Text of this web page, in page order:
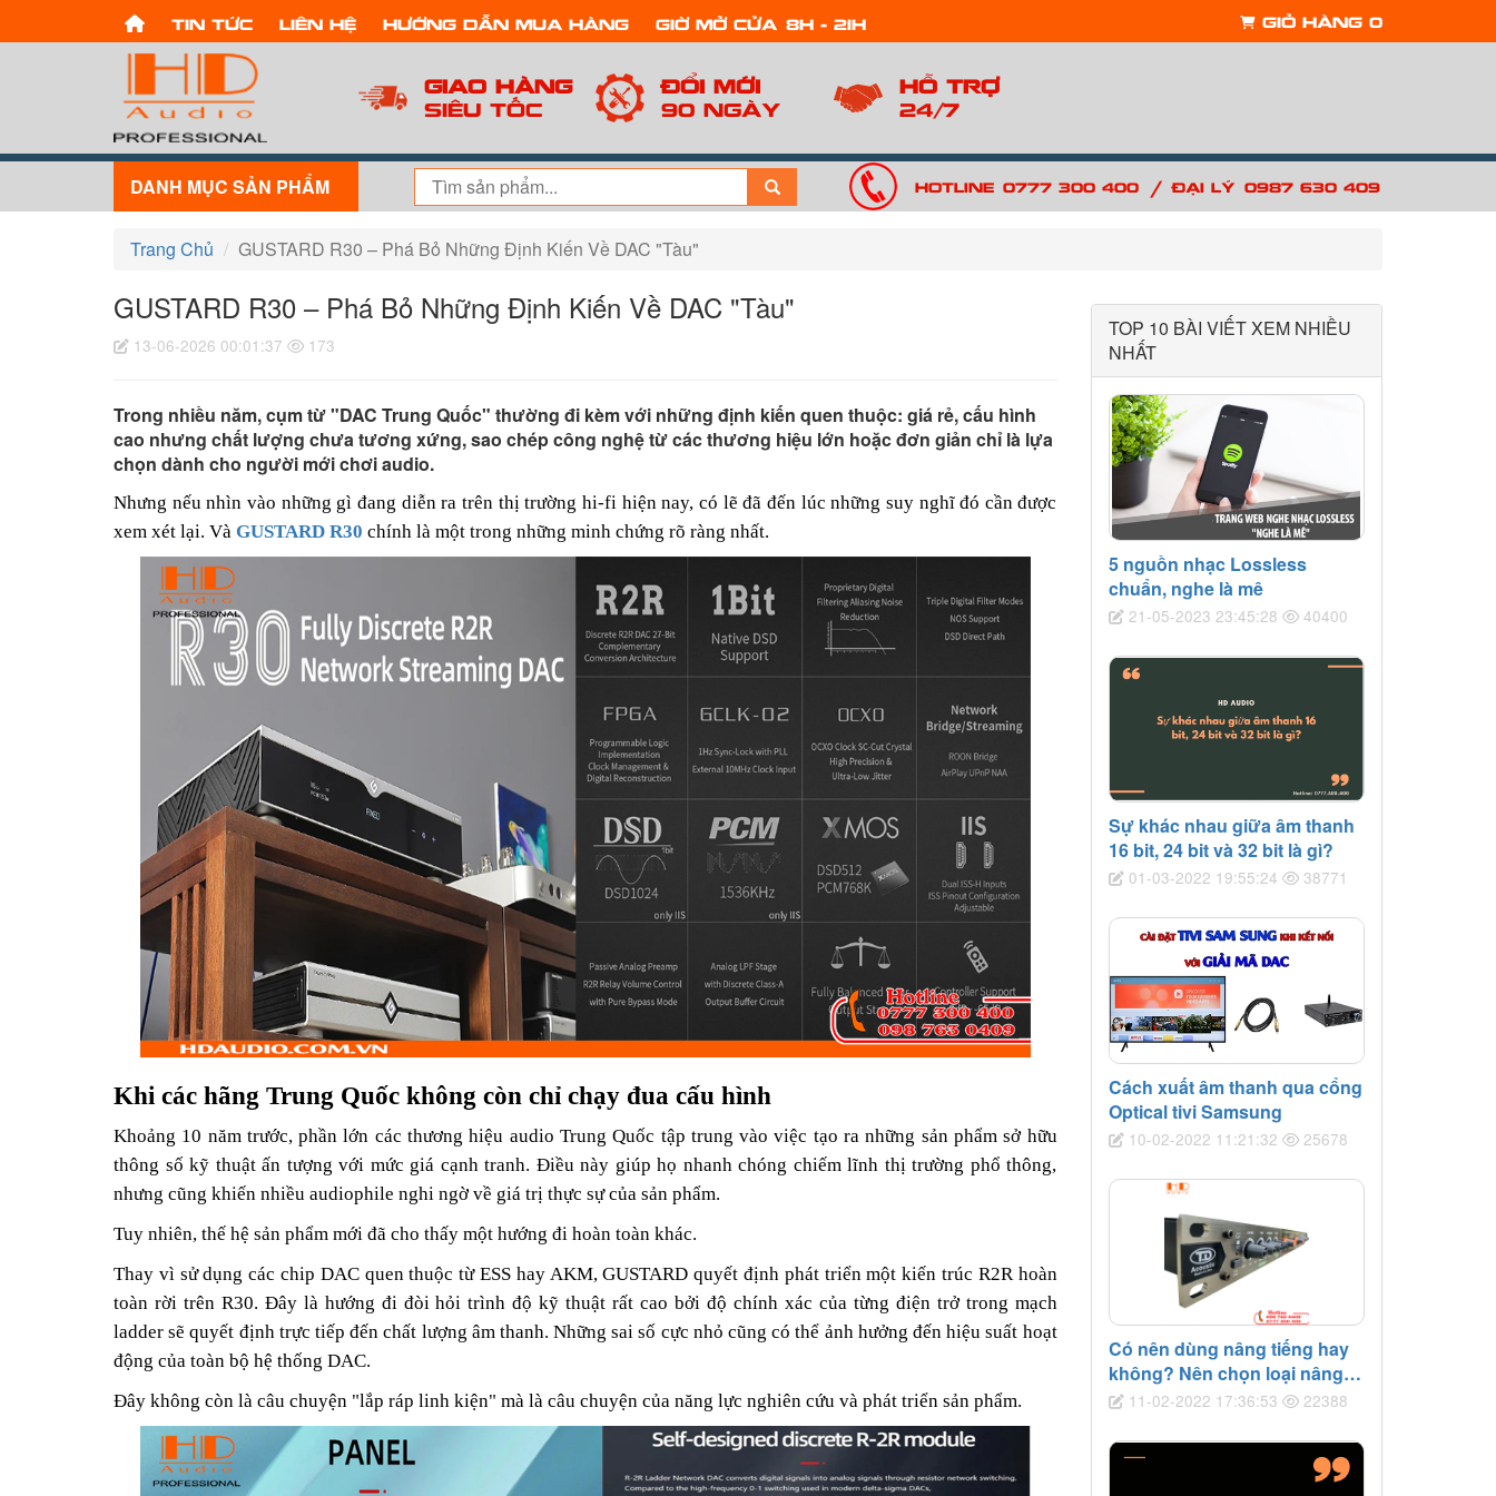
Tin tức Liên hệ Hướng dẫn mua hàng Giờ mở cửa: 8h - 21h Giỏ hàng 0
Giao hàng
Siêu tốc
Đổi mới
90 ngày
Hỗ trợ
24/7
DANH MỤC SẢN PHẨM Hotline: 0777 300 400 / Đại lý: 0987 630 409
Trang Chủ GUSTARD R30 – Phá Bỏ Những Định Kiến Về DAC "Tàu"
GUSTARD R30 – Phá Bỏ Những Định Kiến Về DAC "Tàu"
13-06-2026 00:01:37 173
Trong nhiều năm, cụm từ "DAC Trung Quốc" thường đi kèm với những định kiến quen thuộc: giá rẻ, cấu hình
cao nhưng chất lượng chưa tương xứng, sao chép công nghệ từ các thương hiệu lớn hoặc đơn giản chỉ là lựa
chọn dành cho người mới chơi audio.
Nhưng nếu nhìn vào những gì đang diễn ra trên thị trường hi-fi hiện nay, có lẽ đã đến lúc những suy nghĩ đó cần được
xem xét lại. Và GUSTARD R30 chính là một trong những minh chứng rõ ràng nhất.
Khi các hãng Trung Quốc không còn chỉ chạy đua cấu hình
Khoảng 10 năm trước, phần lớn các thương hiệu audio Trung Quốc tập trung vào việc tạo ra những sản phẩm sở hữu
thông số kỹ thuật ấn tượng với mức giá cạnh tranh. Điều này giúp họ nhanh chóng chiếm lĩnh thị trường phổ thông,
nhưng cũng khiến nhiều audiophile nghi ngờ về giá trị thực sự của sản phẩm.
Tuy nhiên, thế hệ sản phẩm mới đã cho thấy một hướng đi hoàn toàn khác.
Thay vì sử dụng các chip DAC quen thuộc từ ESS hay AKM, GUSTARD quyết định phát triển một kiến trúc R2R hoàn
toàn rời trên R30. Đây là hướng đi đòi hỏi trình độ kỹ thuật rất cao bởi độ chính xác của từng điện trở trong mạch
ladder sẽ quyết định trực tiếp đến chất lượng âm thanh. Những sai số cực nhỏ cũng có thể ảnh hưởng đến hiệu suất hoạt
động của toàn bộ hệ thống DAC.
Đây không còn là câu chuyện "lắp ráp linh kiện" mà là câu chuyện của năng lực nghiên cứu và phát triển sản phẩm.
TOP 10 BÀI VIẾT XEM NHIỀU
NHẤT
5 nguồn nhạc Lossless
chuẩn, nghe là mê
21-05-2023 23:45:28 40400
Sự khác nhau giữa âm thanh
16 bit, 24 bit và 32 bit là gì?
01-03-2022 19:55:24 38771
Cách xuất âm thanh qua cổng
Optical tivi Samsung
10-02-2022 11:21:32 25678
Có nên dùng nâng tiếng hay
không? Nên chọn loại nâng
tiếng nào tốt?
11-02-2022 17:36:53 22388